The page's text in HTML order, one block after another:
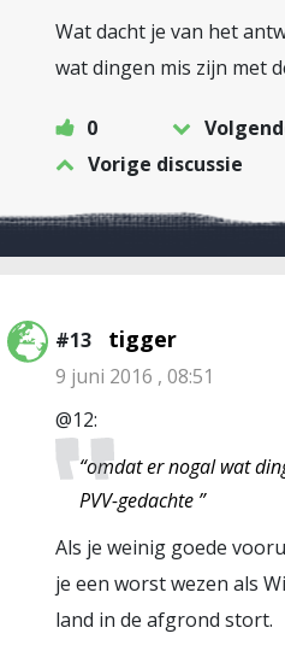
Wat dacht je van het
wat dingen mis zijn met
0
Vorige discussie
#13 tigger
9 juni 2016 , 08:51
@12:
“omdat er nogal wat
PVV-gedachte ”
Als je weinig goede
je een worst wezen als
land in de afgrond stort.